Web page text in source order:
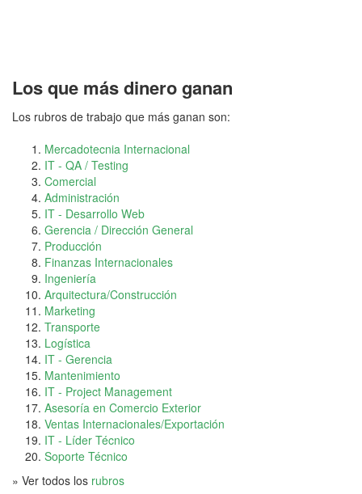
Los que más dinero ganan
Los rubros de trabajo que más ganan son:
Mercadotecnia Internacional
IT - QA / Testing
Comercial
Administración
IT - Desarrollo Web
Gerencia / Dirección General
Producción
Finanzas Internacionales
Ingeniería
Arquitectura/Construcción
Marketing
Transporte
Logística
IT - Gerencia
Mantenimiento
IT - Project Management
Asesoría en Comercio Exterior
Ventas Internacionales/Exportación
IT - Líder Técnico
Soporte Técnico
» Ver todos los rubros